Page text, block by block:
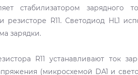
стабилизатором зарядного
резисторе R11. Светодиод HL1
зарядки.
R11 устанавливают ток
(микросхемой DA1 и